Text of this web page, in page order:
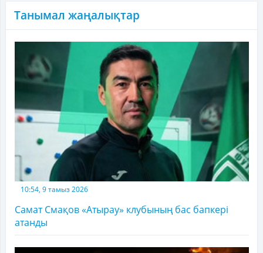
Танымал жаңалықтар
10:54, 9 тамыз 2026
Самат Смақов «Атырау» клубының бас бапкері
атанды